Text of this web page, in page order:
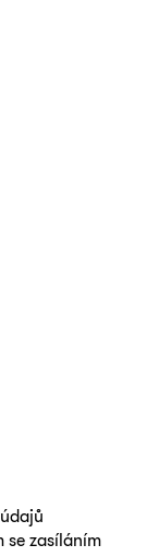
se zasíláním